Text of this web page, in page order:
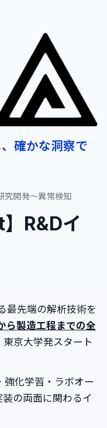
確かな洞察で
究開発〜異常検知
R&Dイ
最先端の解析技術を
ら製造工程までの全
東京大学発スタート
化学習・ラボオー
装の両面に関わるイ